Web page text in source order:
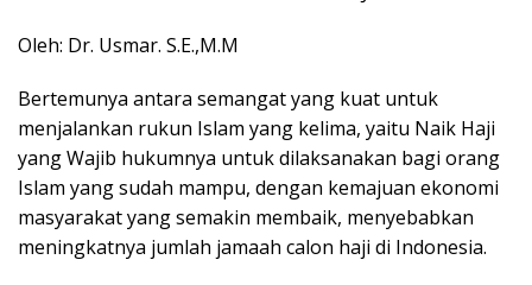
Oleh: Dr. Usmar. S.E.,M.M
Bertemunya antara semangat yang kuat untuk
menjalankan rukun Islam yang kelima, yaitu Naik Haji
yang Wajib hukumnya untuk dilaksanakan bagi orang
Islam yang sudah mampu, dengan kemajuan ekonomi
masyarakat yang semakin membaik, menyebabkan
meningkatnya jumlah jamaah calon haji di Indonesia.